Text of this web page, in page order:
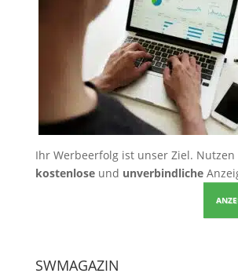
Ihr Werbeerfolg ist unser Ziel. Nutzen
kostenloseund unverbindliche
SWMAGAZIN